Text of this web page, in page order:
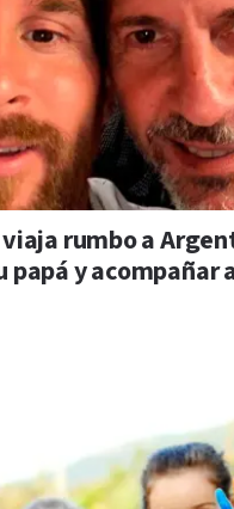
rumbo a
papá y acompañar